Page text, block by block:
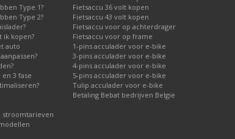
Type 1?
Type 2?
ik kopen?
auto
3 fase
stroomtarieven
Fietsaccu 36 volt kopen
Fietsaccu 43 volt kopen
Fietsaccu voor op achterdrager
Fietsaccu voor op frame
1-pins acculader voor e-bike
3-pins acculader voor e-bike
4-pins acculader voor e-bike
5-pins acculader voor e-bike
Tulip acculader voor e-bike
Betaling Bebat bedrijven België